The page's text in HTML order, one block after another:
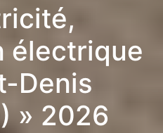
électrique
Denis
» 2026